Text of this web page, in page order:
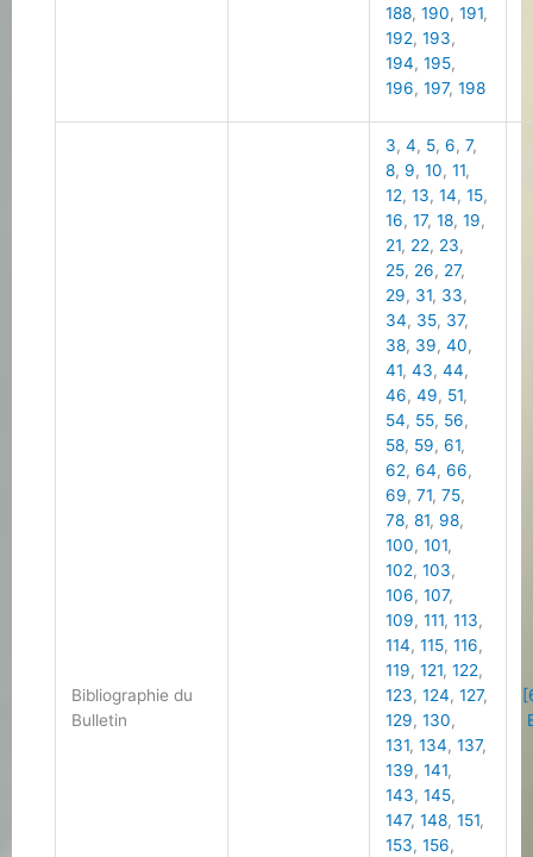
188,190,191,
192,193,
194,195,
196,197,198
Bibliographie du
Bulletin
3,4, 5,6,7,
8, 9,10,11,
12,13,14,15,
16,17,18,19,
21, 22, 23,
25, 26, 27,
29, 31, 33,
34, 35, 37,
38, 39,40,
41,43,44,
46,49, 51,
54, 55, 56,
58, 59,61,
62,64,66,
69,71,75,
78,81, 98,
100,101,
102,103,
106,107,
109,111,113,
114,115,116,
119,121,122,
123,124,127,
129,130,
131,134,137,
139,141,
143,145,
147,148,151,
153,156,